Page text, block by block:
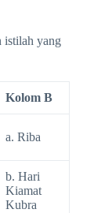
istilah yang
Kolom B
a. Riba
b. Hari
Kiamat
Kubra